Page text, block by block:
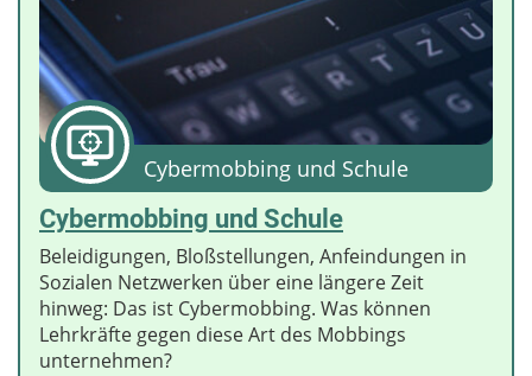
Cybermobbing und Schule
Cybermobbing und Schule
Beleidigungen, Bloßstellungen, Anfeindungen in
Sozialen Netzwerken über eine längere Zeit
hinweg: Das ist Cybermobbing. Was können
Lehrkräfte gegen diese Art des Mobbings
unternehmen?